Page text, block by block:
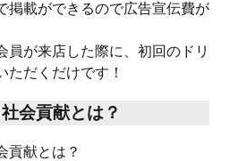
掲載ができるので広告宣伝費が
員が来店した際に、初回のドリ
ただくだけです！
会貢献とは？
貢献とは？